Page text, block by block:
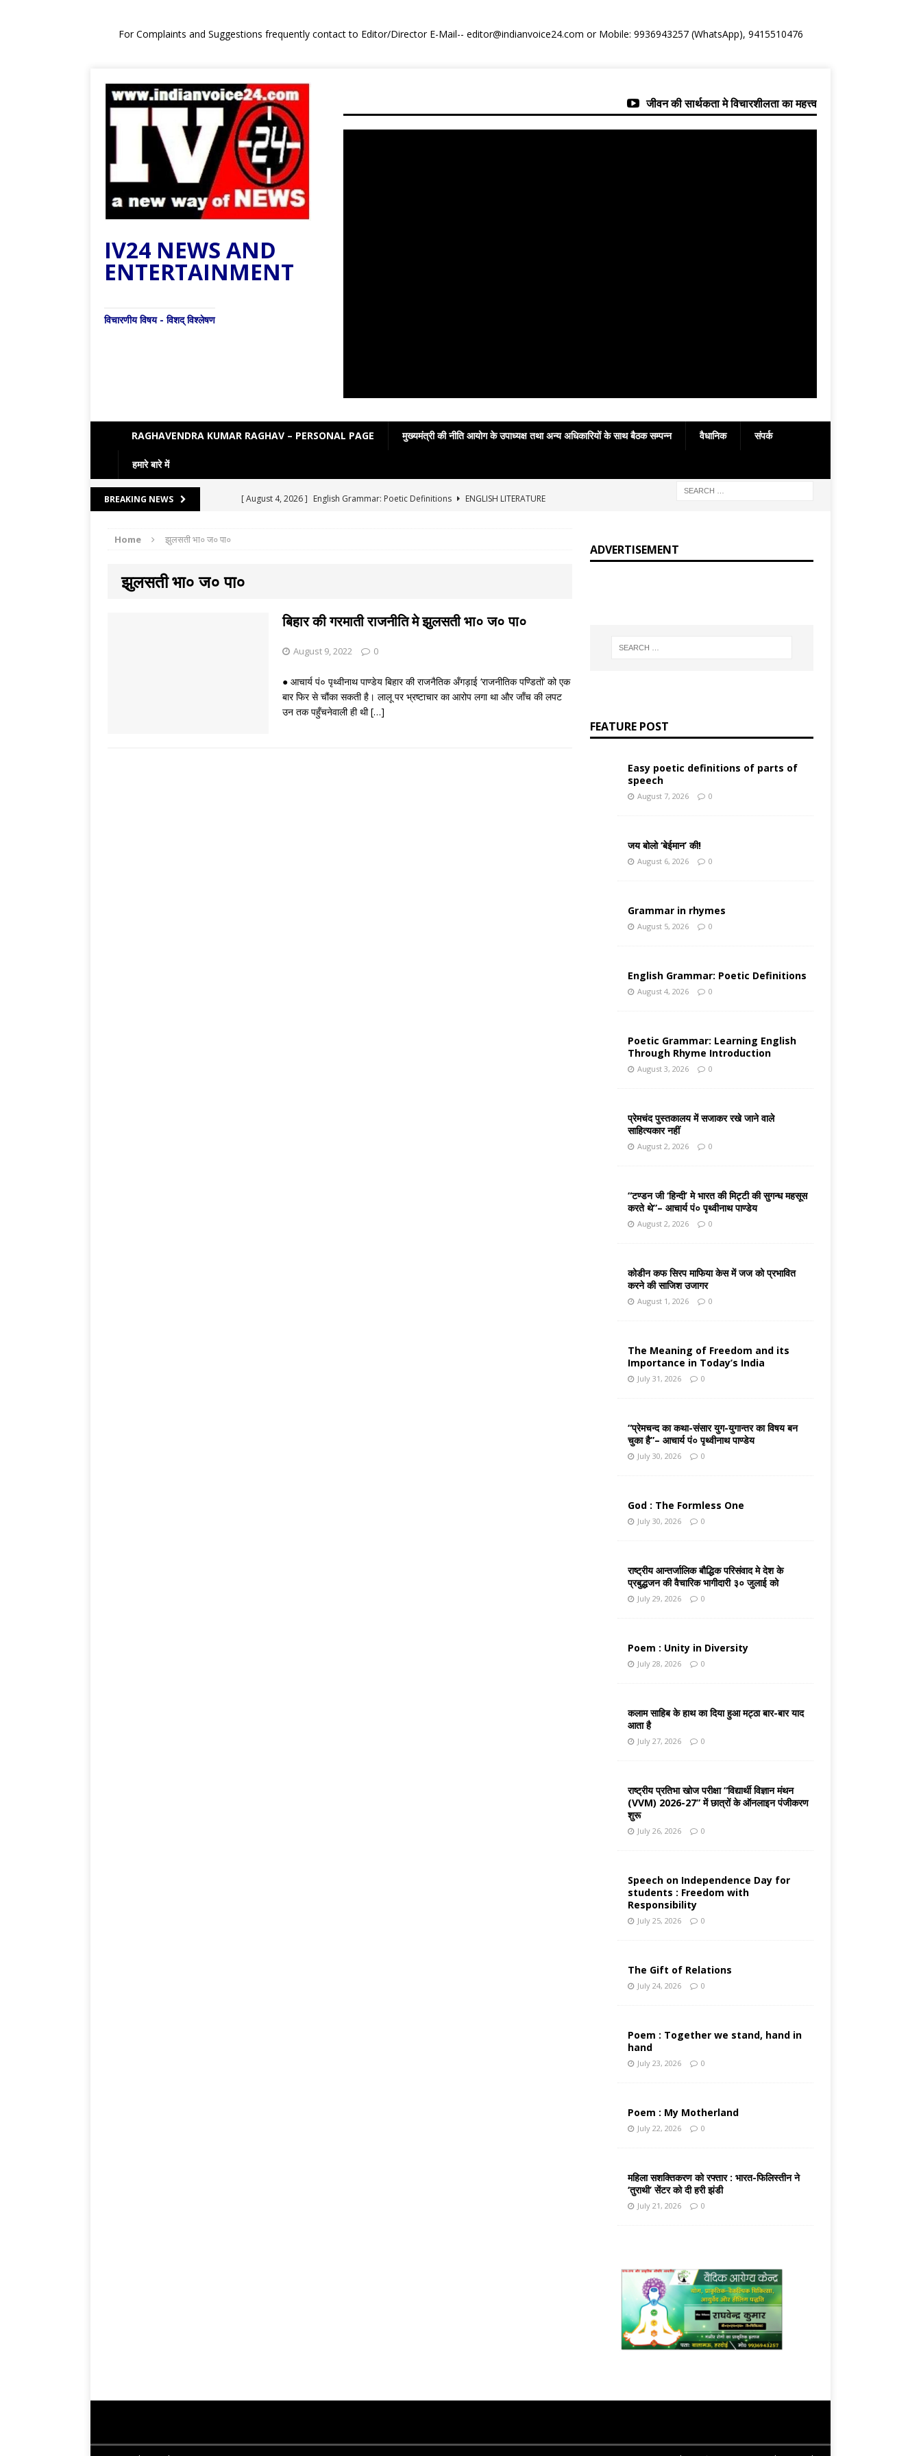
For Complaints and Suggestions frequently contact to Editor/Director E-Mail-- editor@indianvoice24.com or Mobile: 9936943257 (WhatsApp), 9415510476
IV24 NEWS AND
ENTERTAINMENT
विचारणीय विषय - विशद् विश्लेषण
जीवन की सार्थकता मे विचारशीलता का महत्त्व
RAGHAVENDRA KUMAR RAGHAV – PERSONAL PAGE मुख्यमंत्री की नीति आयोग के उपाध्यक्ष तथा अन्य अधिकारियों के साथ बैठक सम्पन्न वैधानिक संपर्क
हमारे बारे में
BREAKING NEWS [ August 4, 2026 ] English Grammar: Poetic Definitions
ENGLISH LITERATURE
[ August 6, 2026 ] जय बोलो ‘बेईमान’ की!
आपकी बात : THINKING MATTER
Home झुलसती भा० ज० पा०
झुलसती भा० ज० पा०
बिहार की गरमाती राजनीति मे झुलसती भा० ज० पा०
August 9, 2022 0
● आचार्य पं० पृथ्वीनाथ पाण्डेय बिहार की राजनैतिक अँगड़ाई ‘राजनीतिक पण्डितों’ को एक
बार फिर से चौंका सकती है। लालू पर भ्रष्टाचार का आरोप लगा था और जाँच की लपट
उन तक पहुँचनेवाली ही थी[…]
ADVERTISEMENT
FEATURE POST
Easy poetic definitions of parts of
speech
August 7, 2026 0
जय बोलो ‘बेईमान’ की!
August 6, 2026 0
Grammar in rhymes
August 5, 2026 0
English Grammar: Poetic Definitions
August 4, 2026 0
Poetic Grammar: Learning English
Through Rhyme Introduction
August 3, 2026 0
प्रेमचंद पुस्तकालय में सजाकर रखे जाने वाले
साहित्यकार नहीं
August 2, 2026 0
“टण्डन जी ‘हिन्दी’ मे भारत की मिट्टी की सुगन्ध महसूस
करते थे”– आचार्य पं० पृथ्वीनाथ पाण्डेय
August 2, 2026 0
कोडीन कफ सिरप माफिया केस में जज को प्रभावित
करने की साजिश उजागर
August 1, 2026 0
The Meaning of Freedom and its
Importance in Today’s India
July 31, 2026 0
“प्रेमचन्द का कथा-संसार युग-युगान्तर का विषय बन
चुका है”– आचार्य पं० पृथ्वीनाथ पाण्डेय
July 30, 2026 0
God : The Formless One
July 30, 2026 0
राष्ट्रीय आन्तर्जालिक बौद्धिक परिसंवाद मे देश के
प्रबुद्धजन की वैचारिक भागीदारी ३० जुलाई को
July 29, 2026 0
Poem : Unity in Diversity
July 28, 2026 0
कलाम साहिब के हाथ का दिया हुआ मट्ठा बार-बार याद
आता है
July 27, 2026 0
राष्ट्रीय प्रतिभा खोज परीक्षा “विद्यार्थी विज्ञान मंथन
(VVM) 2026-27” में छात्रों के ऑनलाइन पंजीकरण
शुरू
July 26, 2026 0
Speech on Independence Day for
students : Freedom with
Responsibility
July 25, 2026 0
The Gift of Relations
July 24, 2026 0
Poem : Together we stand, hand in
hand
July 23, 2026 0
Poem : My Motherland
July 22, 2026 0
महिला सशक्तिकरण को रफ्तार : भारत-फिलिस्तीन ने
‘तुराथी’ सेंटर को दी हरी झंडी
July 21, 2026 0